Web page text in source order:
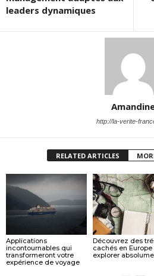
leaders dynamiques
http://la-verite-
RELATED ARTICLES
Applications
incontournables qui
transformeront votre
expérience de voyage
Découvrez des
cachés en Europe
explorer